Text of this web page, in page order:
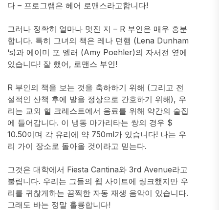
다 – 프로그램은 헤어 로맨스라고합니다!
그러나 정확히 얼마나 멋진 지 – R 부인은 매우 흥분
합니다. 특히 그녀의 책은 레나 던햄 (Lena Dunham
‘s)과 에이미 포 엘러 (Amy Poehler)의 자서전 옆에
있습니다! 잘 했어, 로맨스 부인!
R 부인의 책을 보는 것을 축하하기 위해 (그리고 전
설적인 산책 후에 발을 정상으로 간호하기 위해), 우
리는 교외 힐 크레스트에서 음료를 위해 약간의 술집
에 들어갑니다. 이 냉동 마가리타는 쌍의 경우 $
10.50이며 각 유리에 약 750ml가 있습니다! 나는 우
리 가이 장소로 돌아올 것이라고 믿는다.
그것은 대학에서 Fiesta Cantina와 3rd Avenue라고
불립니다. 우리는 그들의 웹 사이트에 링크했지만 우
리를 귀찮게하는 끔찍한 자동 재생 음악이 있습니다.
그래도 바는 정말 훌륭합니다!